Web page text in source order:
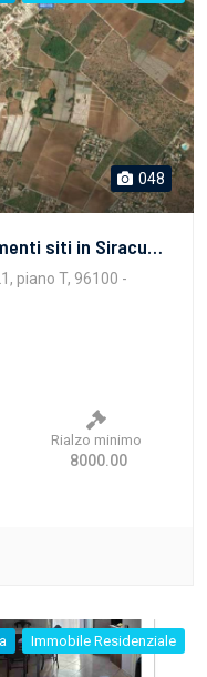
048
Piena proprietà di n. 2 appartamenti siti in Siracusa, frazione Cassibile, Via Dei Fiordalisi n. 17, piano 1 (in NCEU al foglio 157, p.lla 1198, sub. 3, cat. A/3), con autorimessa sita in Siracusa, frazione Cassibile, Via Dei Fiordalisi nn. 19-21 - piano T (in NCEU al foglio 157, p.lla 1198, sub. 4, cat. C/6), e magazzino sito in Siracusa, frazione Cassibile, Via Dei Fiordalisi nn. 13-15 - piano T (in NCEU al foglio 157, p.lla 1198, sub. 5, cat. C/2).
piano T, 96100 -
Rialzo minimo
8000.00
Immobile Residenziale